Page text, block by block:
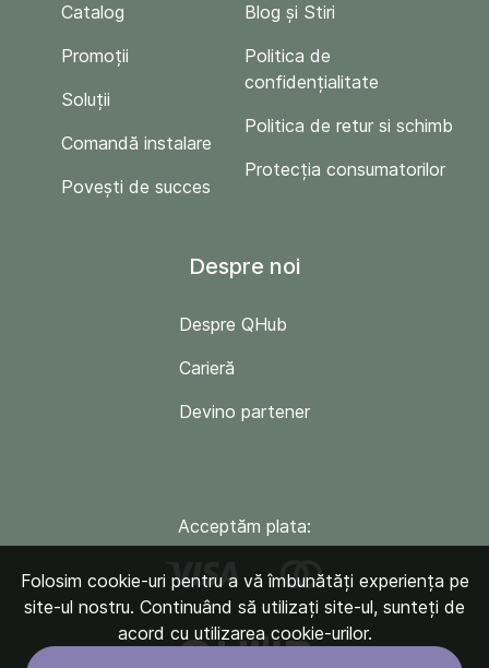
Catalog
Promoții
Soluții
Comandă instalare
Povești de succes
Blog și Stiri
Politica de
confidențialitate
Politica de retur si schimb
Protecția consumatorilor
Despre noi
Despre QHub
Carieră
Devino partener
Acceptăm plata:
Folosim cookie-uri pentru a vă îmbunătăți experiența pe
site-ul nostru. Continuând să utilizați site-ul, sunteți de
acord cu utilizarea cookie-urilor.